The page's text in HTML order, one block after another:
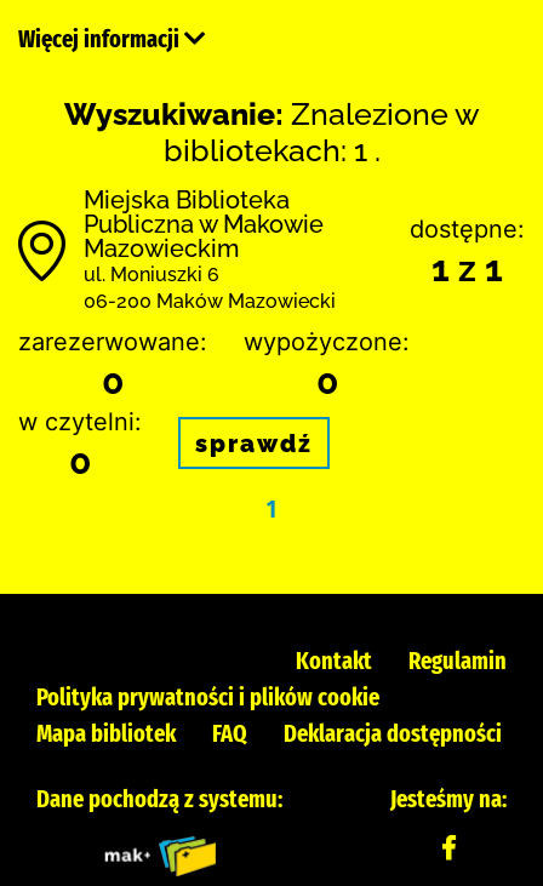
Więcej informacji
Wyszukiwanie: Znalezione w
bibliotekach: 1 .
Miejska Biblioteka
Publiczna w Makowie
Mazowieckim
ul. Moniuszki 6
06-200 Maków Mazowiecki
dostępne:
1 z 1
zarezerwowane:
0
wypożyczone:
0
w czytelni:
0 sprawdź
1
Kontakt
Regulamin
Polityka prywatności i plików cookie
Mapa bibliotek
FAQ Deklaracja dostępności
Dane pochodzą z systemu: Jesteśmy na: